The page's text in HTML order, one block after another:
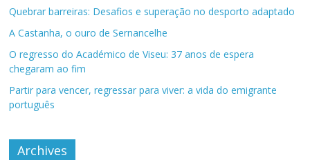
Quebrar barreiras: Desafios e superação no desporto adaptado
A Castanha, o ouro de Sernancelhe
O regresso do Académico de Viseu: 37 anos de espera
chegaram ao fim
Partir para vencer, regressar para viver: a vida do emigrante
português
Archives